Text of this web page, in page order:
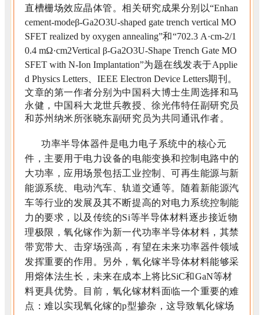
直槽栅场效应晶体管。相关研究成果分别以“Enhan
cement-modeβ-Ga2O3U-shaped gate trench vertical MO
SFET realized by oxygen annealing”和“702.3 A·cm-2/1
0.4 mΩ·cm2Vertical β-Ga2O3U-Shape Trench Gate MO
SFET with N-Ion Implantation”为题在线发表于Applie
d Physics Letters、IEEE Electron Device Letters期刊。
文章的第一作者分别为中国科大博士生周选择和马
永健，中国科大龙世兵教授、徐光伟特任副研究员
和苏州纳米所张晓东副研究员为共同通讯作者。
功率半导体器件是电力电子系统中的核心元
件，主要用于电力设备的电能变换和控制电路中的
大功率，应用场景包括工业控制、可再生能源与新
能源系统、电动汽车、轨道交通等。随着新能源汽
车等行业的发展及其不断提高的对电力系统控制能
力的要求，以及传统的Si等半导体材料逐步接近物
理极限，氧化镓作为新一代功率半导体材料，其禁
带宽带大、击穿场强高，有望在未来功率器件领域
发挥重要的作用。另外，氧化镓半导体材料能够采
用熔体法生长，未来在成本上将比SiC和GaN等材
料更具优势。目前，氧化镓材料面临一个重要的难
点：难以实现氧化镓的p型掺杂，这导致氧化镓场